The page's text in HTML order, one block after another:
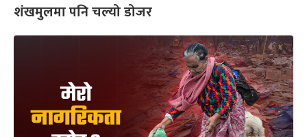
शंखमुलमा पनि चल्यो डोजर